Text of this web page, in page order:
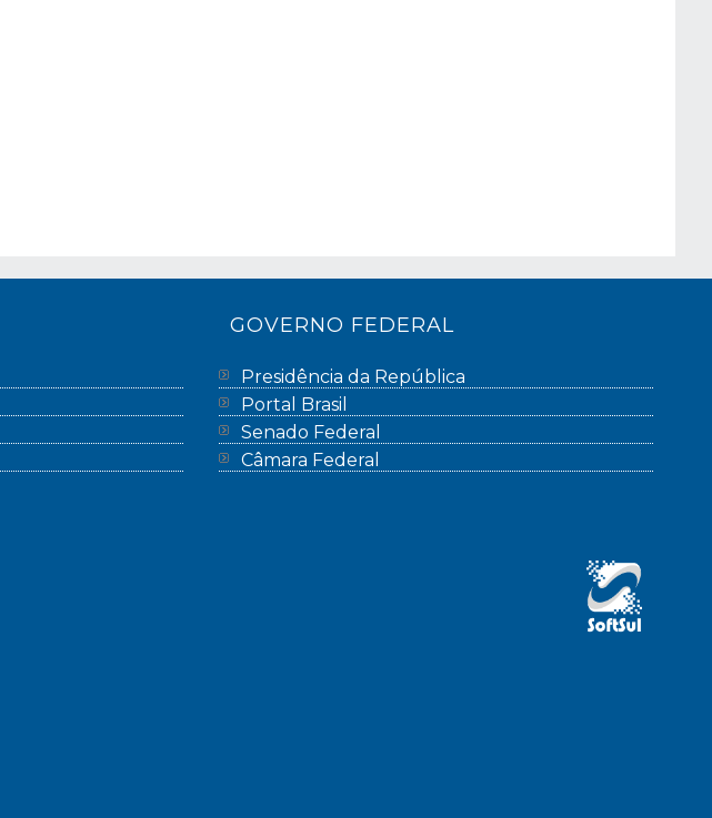
GOVERNO FEDERAL
Presidência da República
Portal Brasil
Senado Federal
Câmara Federal